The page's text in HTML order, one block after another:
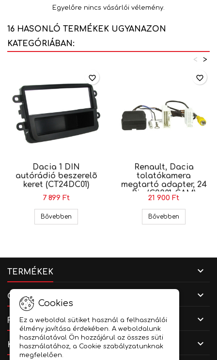
Egyelőre nincs vásárlói vélemény.
16 HASONLÓ TERMÉKEK UGYANAZON
KATEGÓRIÁBAN:
>
<
Dacia 1 DIN
autórádió beszerelõ
keret (CT24DC01)
7 899 Ft
Bővebben Dacia 1 DIN autórádió beszerelõ keret
favorite_border
Renault, Dacia
tolatókamera
megtartó adapter, 24
Pin (C2301-CAM)
21 900 Ft
Bővebben
favorite_border
TERMÉKEK 
CÉGADATOK 
FIÓKOD 
KAPCSOLAT 
Cookies
Ez a weboldal sütiket használ a felhasználói
élmény javítása érdekében. A weboldalunk
használatával Ön hozzájárul az összes süti
használatához, a Cookie szabályzatunknak
megfelelően.